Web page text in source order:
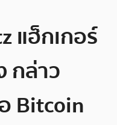
แฮ็กเกอร์
กล่าว
Bitcoin